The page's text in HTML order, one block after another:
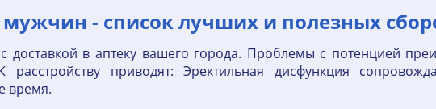
- список лучших и полезных
доставкой в аптеку вашего города. Проблемы с потенцией
приводят: Эректильная дисфункция
время.